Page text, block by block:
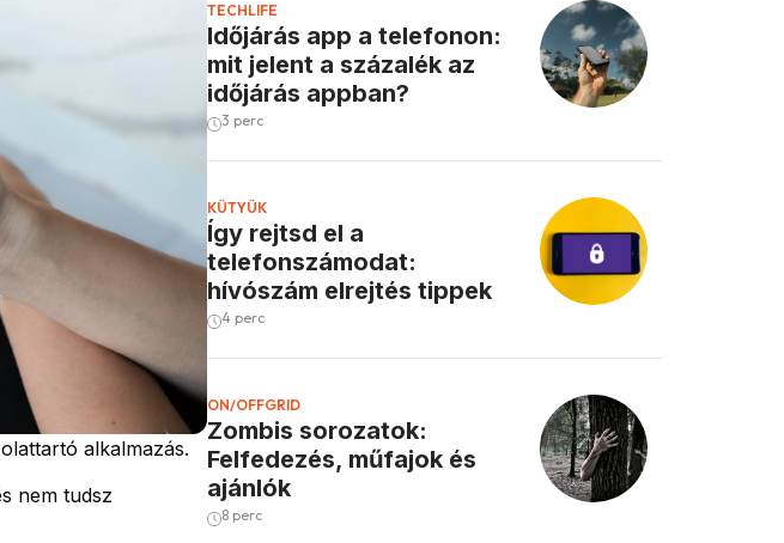
alkalmazás.
nem tudsz
TECHLIFE
Időjárás app a telefonon:
mit jelent a százalék az
időjárás appban?
3 perc
KÜTYÜK
Így rejtsd el a
telefonszámodat:
hívószám elrejtés tippek
4 perc
ON/OFFGRID
Zombis sorozatok:
Felfedezés, műfajok és
ajánlók
8 perc